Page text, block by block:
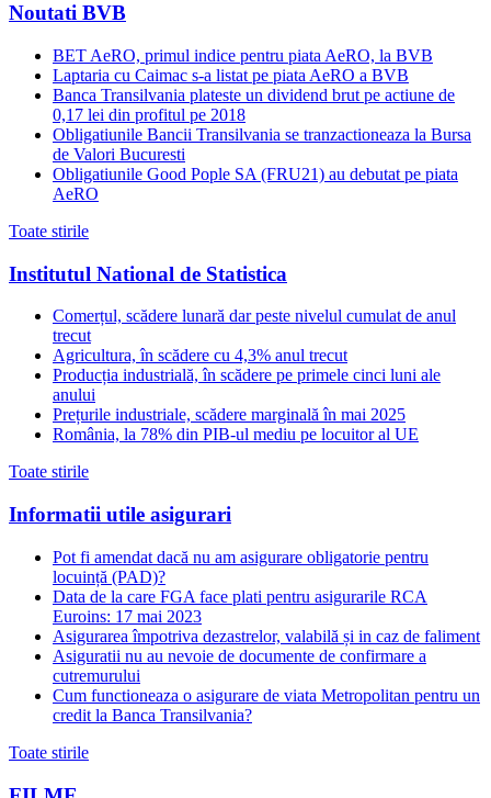
Noutati BVB
BET AeRO, primul indice pentru piata AeRO, la BVB
Laptaria cu Caimac s-a listat pe piata AeRO a BVB
Banca Transilvania plateste un dividend brut pe actiune de
0,17 lei din profitul pe 2018
Obligatiunile Bancii Transilvania se tranzactioneaza la Bursa
de Valori Bucuresti
Obligatiunile Good Pople SA (FRU21) au debutat pe piata
AeRO
Toate stirile
Institutul National de Statistica
Comerțul, scădere lunară dar peste nivelul cumulat de anul
trecut
Agricultura, în scădere cu 4,3% anul trecut
Producția industrială, în scădere pe primele cinci luni ale
anului
Prețurile industriale, scădere marginală în mai 2025
România, la 78% din PIB-ul mediu pe locuitor al UE
Toate stirile
Informatii utile asigurari
Pot fi amendat dacă nu am asigurare obligatorie pentru
locuință (PAD)?
Data de la care FGA face plati pentru asigurarile RCA
Euroins: 17 mai 2023
Asigurarea împotriva dezastrelor, valabilă și in caz de faliment
Asiguratii nu au nevoie de documente de confirmare a
cutremurului
Cum functioneaza o asigurare de viata Metropolitan pentru un
credit la Banca Transilvania?
Toate stirile